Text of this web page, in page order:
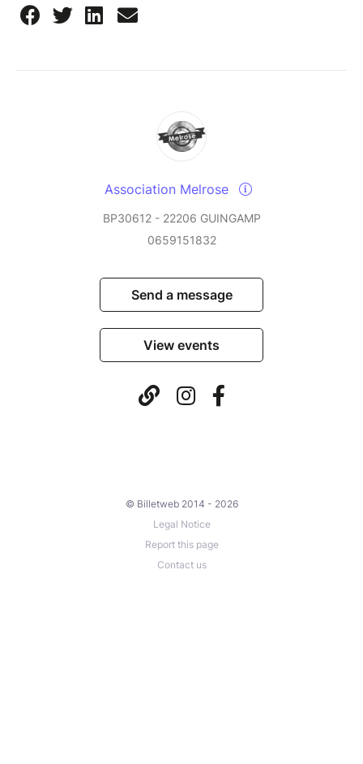
Association Melrose
BP30612 - 22206 GUINGAMP
0659151832
Send a message
View events
© Billetweb 2014 - 2026
Legal Notice
Report this page
Contact us